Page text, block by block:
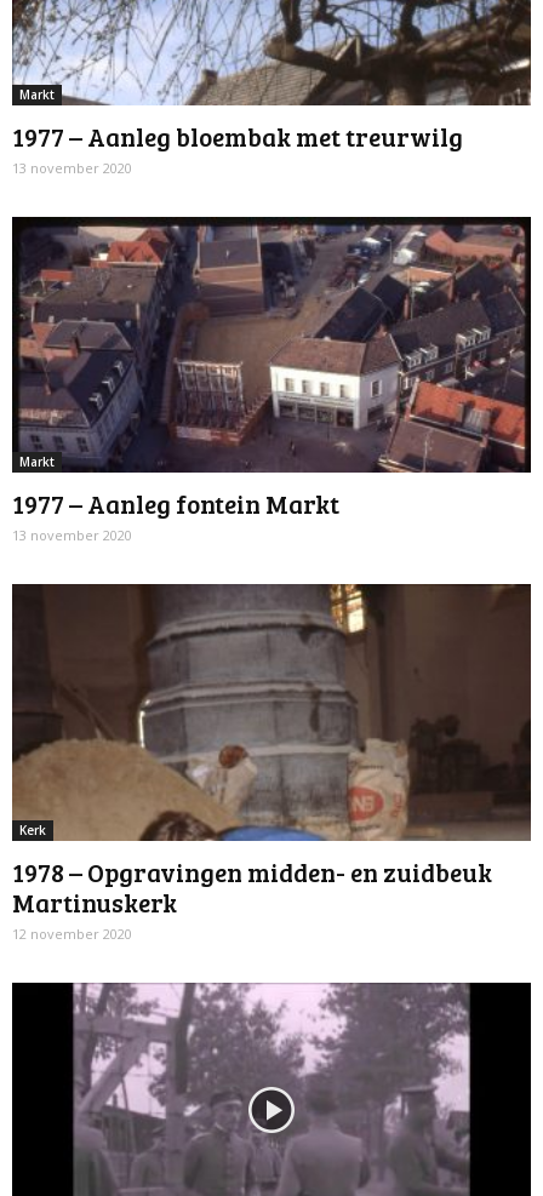
Markt
1977 – Aanleg bloembak met treurwilg
13 november 2020
Markt
1977 – Aanleg fontein Markt
13 november 2020
Kerk
1978 – Opgravingen midden- en zuidbeuk
Martinuskerk
12 november 2020